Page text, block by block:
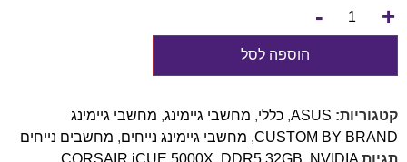
+
-
הוספה לסל
קטגוריות: ASUS
, כללי, מחשבי גיימינג, מחשבי גיימינג
CUSTOM BY BRAND
, מחשבי גיימינג נייחים, מחשבים נייחים
תגיות
CORSAIR iCUE 5000X, DDR5 32GB, NVIDIA